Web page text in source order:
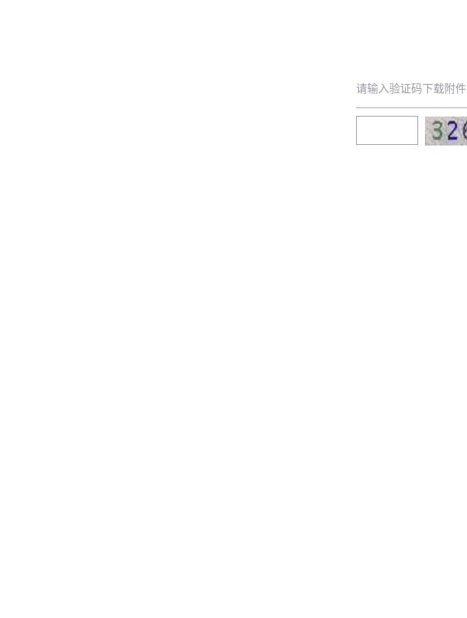
请输入验证码下载附件